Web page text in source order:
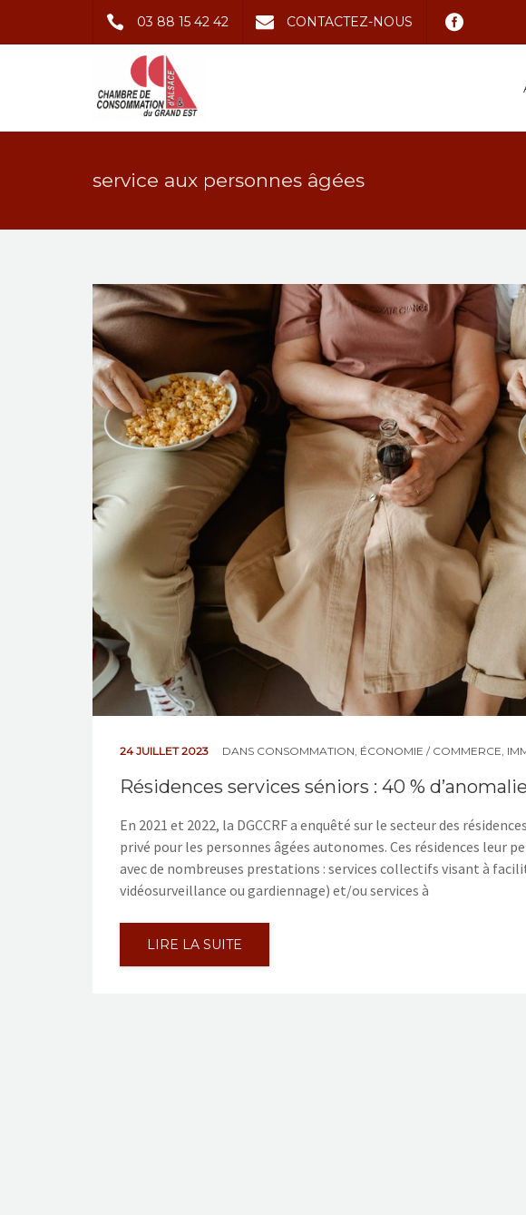
03 88 15 42 42 CONTACTEZ-NOUS
service aux personnes âgées
24 JUILLET 2023 DANS CONSOMMATION ÉCONOMIE / COMMERCE
Résidences services séniors : 40 %
En 2021 et 2022, la DGCCRF a enquêté sur le secteur des
privé pour les personnes âgées autonomes. Ces résidences leur
avec de nombreuses prestations : services collectifs visant à
vidéosurveillance ou gardiennage) et/ou services à
LIRE LA SUITE